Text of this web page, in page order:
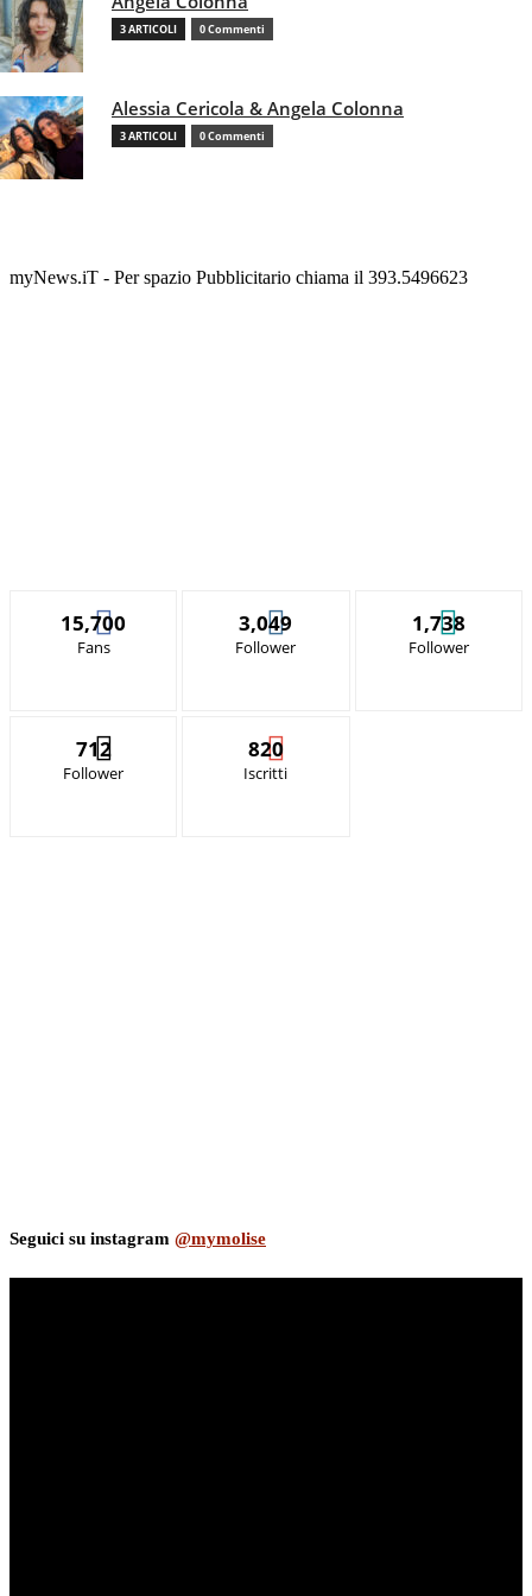
3 ARTICOLI 0 Commenti
Alessia Cericola & Angela Colonna
3 ARTICOLI 0 Commenti
myNews.iT - Per spazio Pubblicitario chiama il 393.5496623
15,700
Fans
3,049
Follower
1,738
Follower
712
Follower
820
Iscritti
Seguici su instagram @mymolise